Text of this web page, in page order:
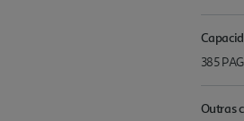
385
Outras